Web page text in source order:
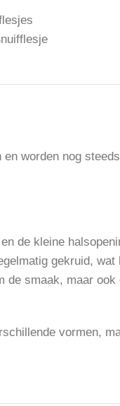
worden nog
de kleine
gekruid, wat
smaak, maar
vormen,